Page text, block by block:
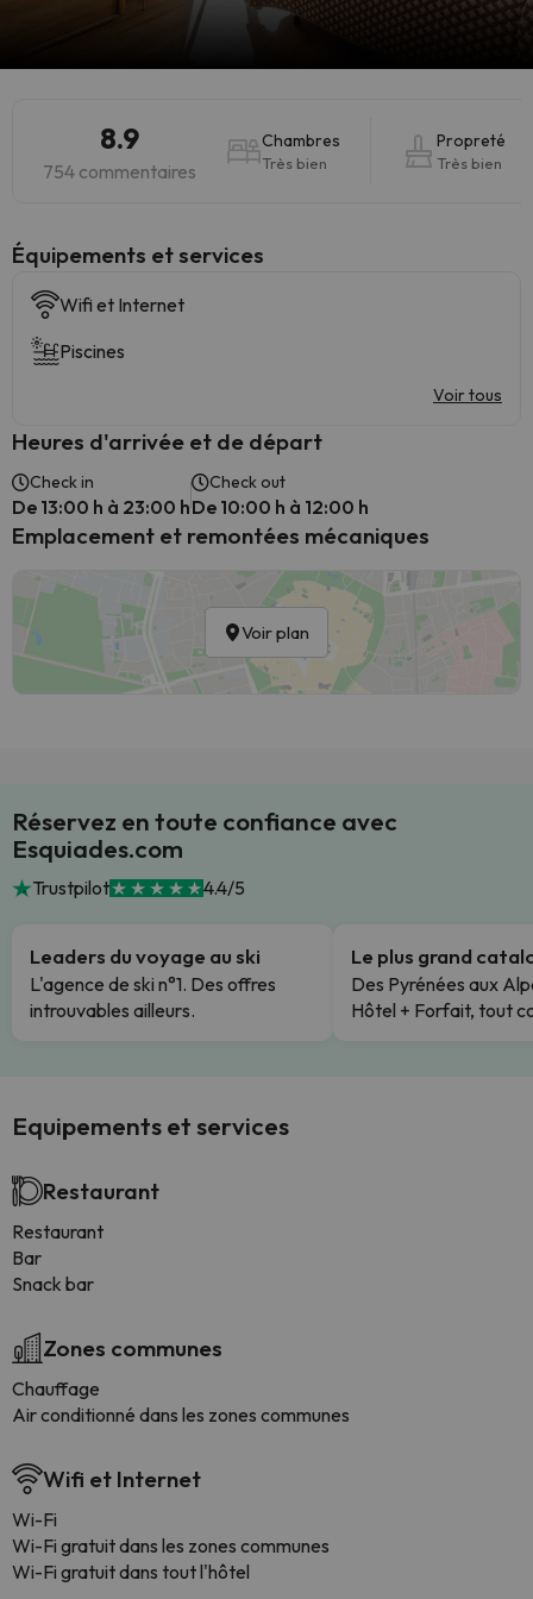
8.9
754 commentaires
Chambres
Très bien
Propreté
Très bien
​Équipements et services
Wifi et Internet
Piscines
Voir tous
Heures d'arrivée et de départ
Check in
De 13:00 h à 23:00 h
Check out
De 10:00 h à 12:00 h
Emplacement et remontées mécaniques
Voir plan
Réservez en toute confiance avec
Esquiades.com
Trustpilot 4.4/5
Leaders du voyage au ski
L'agence de ski n°1. Des offres
introuvables ailleurs.
Le plus grand
Des Pyrénées aux
Hôtel + Forfait, tout
Equipements et services
Restaurant
Restaurant
Bar
Snack bar
Zones communes
Chauffage
Air conditionné dans les zones communes
Wifi et Internet
Wi-Fi
Wi-Fi gratuit dans les zones communes
Wi-Fi gratuit dans tout l'hôtel